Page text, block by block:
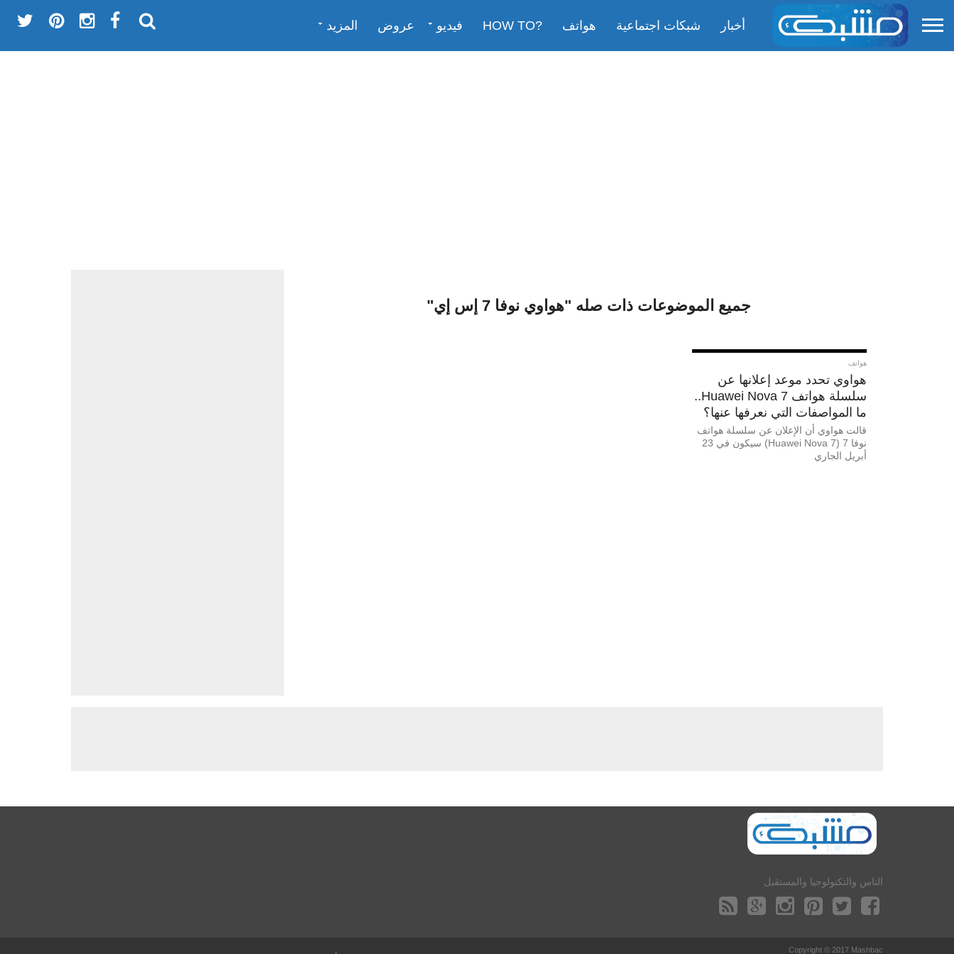
أخبار شبكات اجتماعية هواتف ?HOW TO فيديو عروض المزيد
جميع الموضوعات ذات صله "هواوي نوفا 7 إس إي"
هواتف
هواوي تحدد موعد إعلانها عن
سلسلة هواتف Huawei Nova 7..
ما المواصفات التي نعرفها عنها؟
قالت هواوي أن الإعلان عن سلسلة هواتف
نوفا 7 (Huawei Nova 7) سيكون في 23
أبريل الجاري
الناس والتكنولوجيا والمستقبل
Copyright © 2017 Mashbac